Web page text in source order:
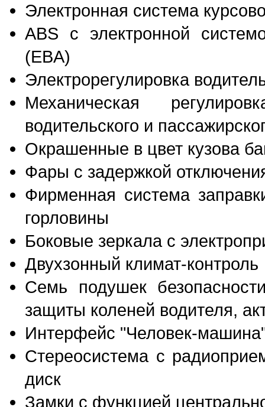
Электронная система
ABS c электронной
(EBA)
Электрорегулировка
Механическая
водительского и
Окрашенные в цвет кузова
Фары с задержкой
Фирменная система
горловины
Боковые зеркала с
Двухзонный климат-контроль
Семь подушек
защиты коленей водителя,
Интерфейс "Человек-
Стереосистема с
диск
Замки с функцией